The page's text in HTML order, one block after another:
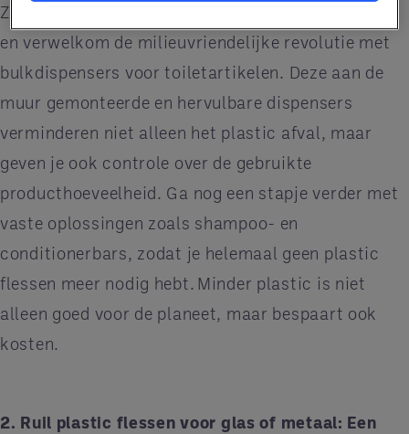
Zeg plastic flessen voor eenmalig gebruik vaarwel
en verwelkom de milieuvriendelijke revolutie met
bulkdispensers voor toiletartikelen. Deze aan de
muur gemonteerde en hervulbare dispensers
verminderen niet alleen het plastic afval, maar
geven je ook controle over de gebruikte
producthoeveelheid. Ga nog een stapje verder met
vaste oplossingen zoals shampoo- en
conditionerbars, zodat je helemaal geen plastic
flessen meer nodig hebt. Minder plastic is niet
alleen goed voor de planeet, maar bespaart ook
kosten.
2. Ruil plastic flessen voor glas of metaal: Een